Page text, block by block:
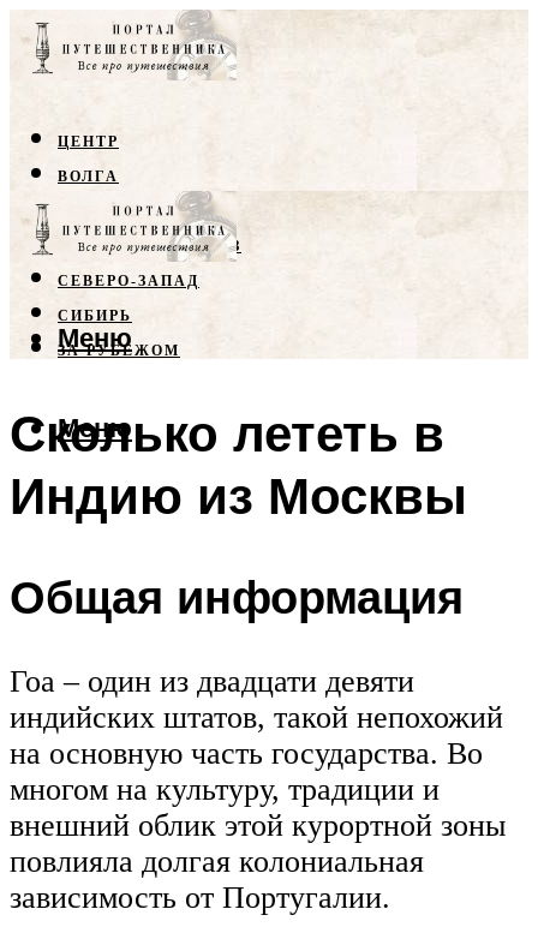
ЦЕНТР
ВОЛГА
КРЫМ
СЕВЕРНЫЙ КАВКАЗ
СЕВЕРО-ЗАПАД
СИБИРЬ
ЗА РУБЕЖОМ
Меню
Меню
Сколько лететь в
Индию из Москвы
Общая информация
Гоа – один из двадцати девяти
индийских штатов, такой непохожий
на основную часть государства. Во
многом на культуру, традиции и
внешний облик этой курортной зоны
повлияла долгая колониальная
зависимость от Португалии.